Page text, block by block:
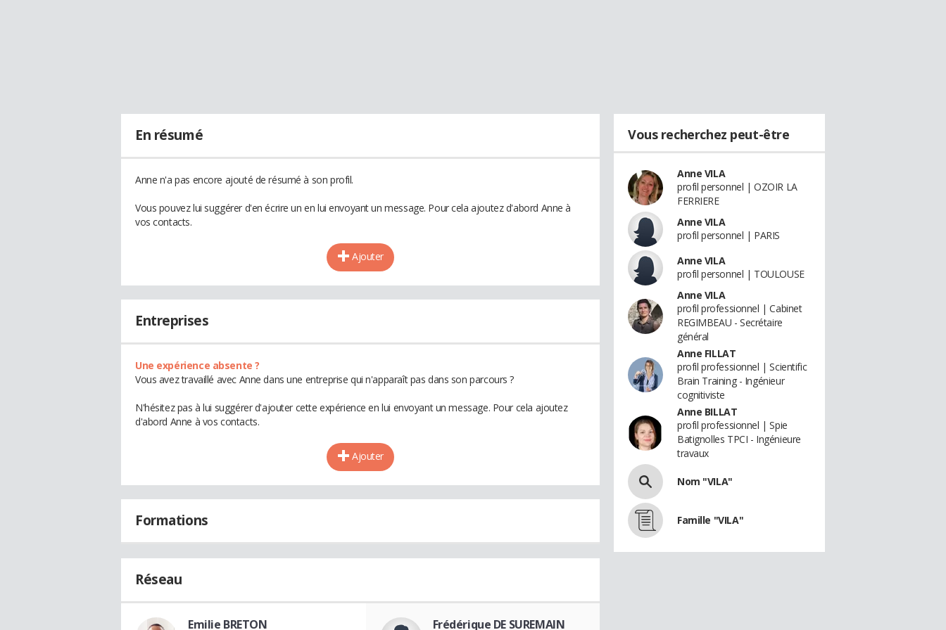
En résumé
Anne n'a pas encore ajouté de résumé à son profil.
Vous pouvez lui suggérer d'en écrire un en lui envoyant un message. Pour cela ajoutez d'abord Anne à
vos contacts.
Ajouter
Entreprises
Une expérience absente ?
Vous avez travaillé avec Anne dans une entreprise qui n'apparaît pas dans son parcours ?
N'hésitez pas à lui suggérer d'ajouter cette expérience en lui envoyant un message. Pour cela ajoutez
d'abord Anne à vos contacts.
Ajouter
Formations
Réseau
Emilie BRETON Frédérique DE SUREMAIN
Vous recherchez peut-être
Anne VILA
profil personnel | OZOIR LA
FERRIERE
Anne VILA
profil personnel | PARIS
Anne VILA
profil personnel | TOULOUSE
Anne VILA
profil professionnel | Cabinet
REGIMBEAU - Secrétaire
général
Anne FILLAT
profil professionnel | Scientific
Brain Training - Ingénieur
cognitiviste
Anne BILLAT
profil professionnel | Spie
Batignolles TPCI - Ingénieure
travaux
Nom "VILA"
Famille "VILA"